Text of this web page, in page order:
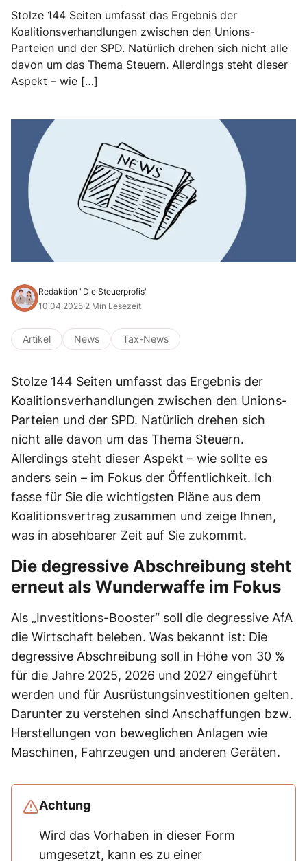
Stolze 144 Seiten umfasst das Ergebnis der
Koalitionsverhandlungen zwischen den Unions-
Parteien und der SPD. Natürlich drehen sich nicht alle
davon um das Thema Steuern. Allerdings steht dieser
Aspekt – wie […]
Redaktion "Die Steuerprofis"
10.04.2025·2 Min Lesezeit
Artikel News Tax-News
Stolze 144 Seiten umfasst das Ergebnis der
Koalitionsverhandlungen zwischen den Unions-
Parteien und der SPD. Natürlich drehen sich
nicht alle davon um das Thema Steuern.
Allerdings steht dieser Aspekt – wie sollte es
anders sein – im Fokus der Öffentlichkeit. Ich
fasse für Sie die wichtigsten Pläne aus dem
Koalitionsvertrag zusammen und zeige Ihnen,
was in absehbarer Zeit auf Sie zukommt.
Die degressive Abschreibung steht
erneut als Wunderwaffe im Fokus
Als „Investitions-Booster“ soll die degressive AfA
die Wirtschaft beleben. Was bekannt ist: Die
degressive Abschreibung soll in Höhe von 30 %
für die Jahre 2025, 2026 und 2027 eingeführt
werden und für Ausrüstungsinvestitionen gelten.
Darunter zu verstehen sind Anschaffungen bzw.
Herstellungen von beweglichen Anlagen wie
Maschinen, Fahrzeugen und anderen Geräten.
Achtung
Wird das Vorhaben in dieser Form
umgesetzt, kann es zu einer